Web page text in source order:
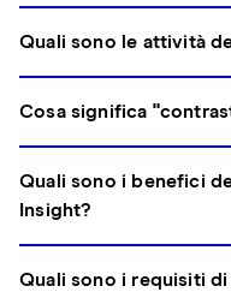
Quali sono le attività
Cosa significa
Quali sono i benefici
Insight?
Quali sono i requisiti